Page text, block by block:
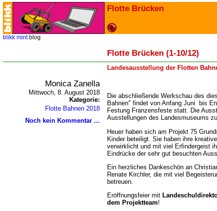
Flotte Brücken
blikk mint blog
Flotte Brücken (1-10/12)
Landesausstellung der Flotten
Monica Zanella
Mittwoch, 8. August 2018
Kategorie:
Flotte Bahnen 2018
Noch kein Kommentar ...
Die abschließende Werkschau des
Bahnen" findet von Anfang Juni bis
Festung Franzensfeste statt. Die
Ausstellungen des Landesmuseums
Heuer haben sich am Projekt 75
Kinder beteiligt. Sie haben ihre
verwirklicht und mit viel Erfindergeist
Eindrücke der sehr gut besuchten
Ein herzliches Dankeschön an
Renate Kirchler, die mit viel
betreuen.
Eröffnungsfeier mit
dem Projektteam!